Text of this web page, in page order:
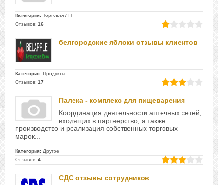
Категория: Торговля / IT
Отзывов: 16
белгородские яблоки отзывы клиентов
Категория: Продукты
Отзывов: 17
Палека - комплекс для пищеварения
Координация деятельности аптечных сетей,
входящих в партнерство, а также
производство и реализация собственных торговых
марок...
Категория: Другое
Отзывов: 4
СДС отзывы сотрудников